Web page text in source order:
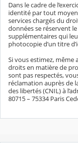
Dans le cadre de
identité par tout
services chargés du
données se réservent
supplémentaires qui
photocopie d’un titre
Si vous estimez,
droits en matière de
sont pas respectés,
réclamation auprès de
des libertés (CNIL) à
80715 – 75334 Paris